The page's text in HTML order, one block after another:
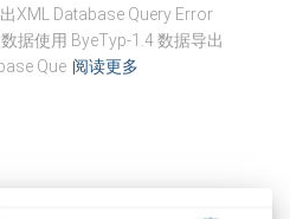
XML Database Query Error
据使用 ByeTyp-1.4 数据导出
Que 阅读更多